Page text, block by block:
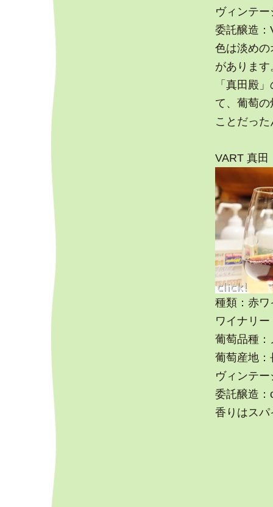
ヴィンテ
委託醸造：
色は淡め
があります
「真田殿
て、葡萄
ことだっ
VART 真田
種類：赤ワ
ワイナリー
葡萄品種：
葡萄産地
ヴィンテ
委託醸造：
香りはス